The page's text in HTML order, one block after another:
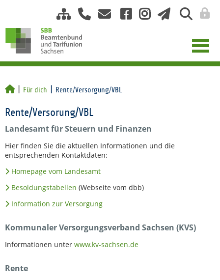
Für dich Rente/Versorgung/VBL
Rente/Versorung/VBL
Landesamt für Steuern und Finanzen
Hier finden Sie die aktuellen Informationen und die
entsprechenden Kontaktdaten:
Homepage vom Landesamt
Besoldungstabellen (Webseite vom dbb)
Information zur Versorgung
Kommunaler Versorgungsverband Sachsen (KVS)
Informationen unter www.kv-sachsen.de
Rente